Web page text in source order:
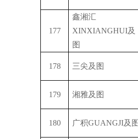
177
鑫湘汇
XINXIANGHUI及
图
178 三尖及图
179 湘雅及图
180 广积GUANGJI及